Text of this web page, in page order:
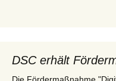
DSC erhält